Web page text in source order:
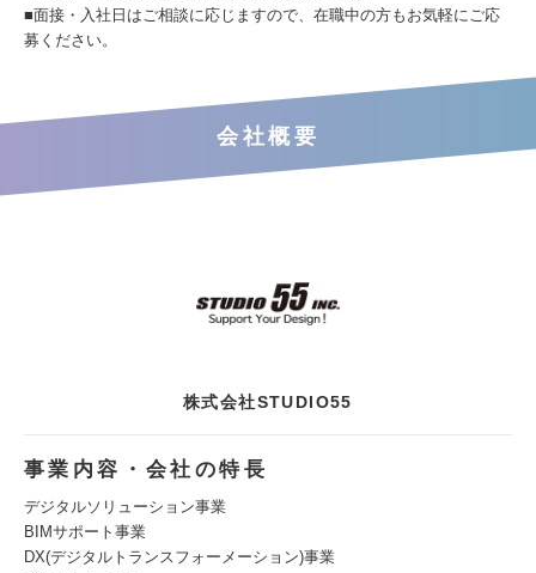
■面接・入社日はご相談に応じますので、在職中の方もお気軽にご応
募ください。
会社概要
株式会社STUDIO55
事業内容・会社の特長
デジタルソリューション事業
BIMサポート事業
DX(デジタルトランスフォーメーション)事業